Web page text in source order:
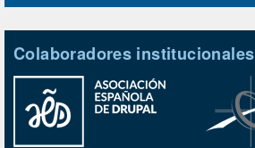
Colaboradores institucionales